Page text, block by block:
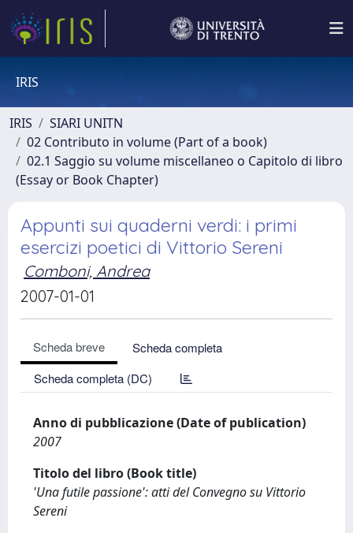
IRIS
IRIS
SIARI UNITN
02 Contributo in volume (Part of a book)
02.1 Saggio su volume miscellaneo o Capitolo di libro
(Essay or Book Chapter)
Appunti sui quaderni verdi: i primi
esercizi poetici di Vittorio Sereni
Comboni, Andrea
2007-01-01
Scheda breve
Scheda completa
Scheda completa (DC)
Anno di pubblicazione (Date of publication)
2007
Titolo del libro (Book title)
'Una futile passione': atti del Convegno su Vittorio
Sereni